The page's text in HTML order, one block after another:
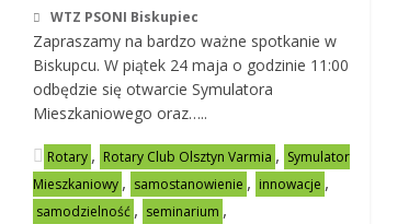
WTZ PSONI Biskupiec
Zapraszamy na bardzo ważne spotkanie w
Biskupcu. W piątek 24 maja o godzinie 11:00
odbędzie się otwarcie Symulatora
Mieszkaniowego oraz…..
Rotary , Rotary Club Olsztyn Varmia , Symulator
Mieszkaniowy , samostanowienie , innowacje ,
samodzielność , seminarium ,